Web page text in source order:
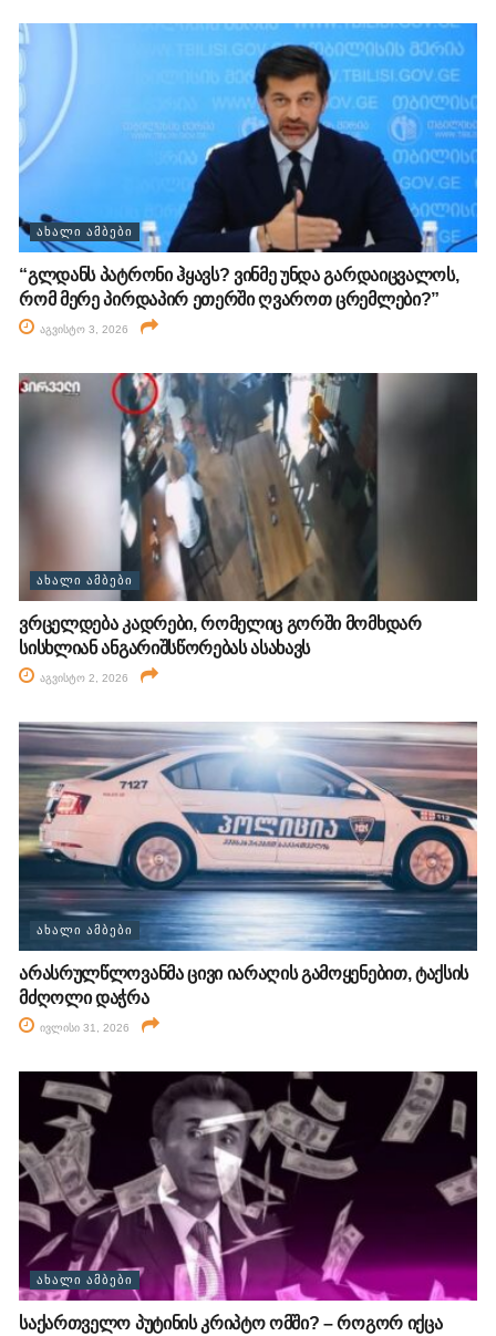
ᲐᲮᲐᲚᲘ ᲐᲛᲑᲔᲑᲘ
“გლდანს პატრონი ჰყავს? ვინმე უნდა გარდაიცვალოს,
რომ მერე პირდაპირ ეთერში ღვაროთ ცრემლები?”
აგვისტო 3, 2026
ᲐᲮᲐᲚᲘ ᲐᲛᲑᲔᲑᲘ
ვრცელდება კადრები, რომელიც გორში მომხდარ
სისხლიან ანგარიშსწორებას ასახავს
აგვისტო 2, 2026
ᲐᲮᲐᲚᲘ ᲐᲛᲑᲔᲑᲘ
არასრულწლოვანმა ცივი იარაღის გამოყენებით, ტაქსის
მძღოლი დაჭრა
ივლისი 31, 2026
ᲐᲮᲐᲚᲘ ᲐᲛᲑᲔᲑᲘ
საქართველო პუტინის კრიპტო ომში? – როგორ იქცა